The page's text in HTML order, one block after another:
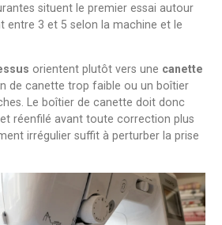
situent le premier essai autour
entre 3 et 5 selon la machine et le
orientent plutôt vers une canette
de canette trop faible ou un boîtier
Le boîtier de canette doit donc
réenfilé avant toute correction plus
irrégulier suffit à perturber la prise